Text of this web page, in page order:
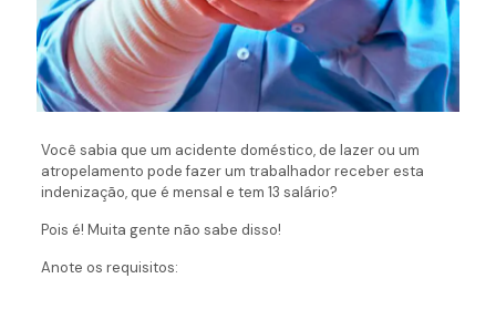
Você sabia que um acidente doméstico, de lazer ou um
atropelamento pode fazer um trabalhador receber esta
indenização, que é mensal e tem 13 salário?
Pois é! Muita gente não sabe disso!
Anote os requisitos: